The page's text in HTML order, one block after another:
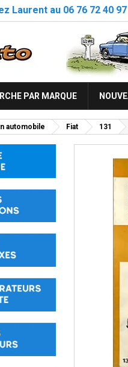
Laurent au 06 76 72 40 97
PAR MARQUE
automobile Fiat 131